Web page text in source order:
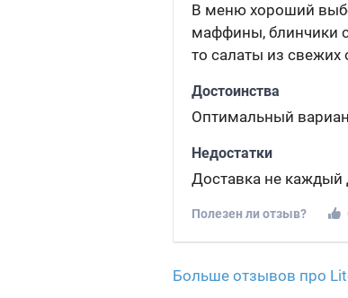
В меню хороший
маффины, блинчики
то салаты из свежих
Достоинства
Оптимальный
Недостатки
Доставка не каждый
Полезен ли отзыв?
Больше отзывов про